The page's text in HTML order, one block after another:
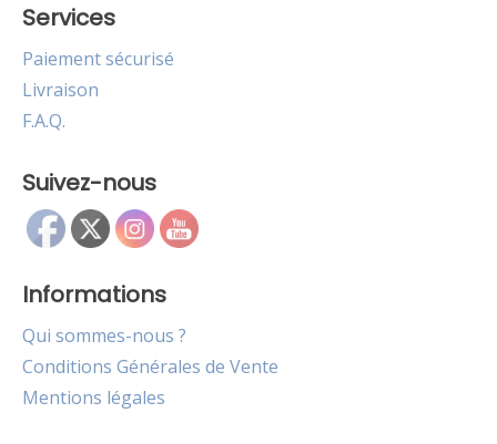
Services
Paiement sécurisé
Livraison
F.A.Q.
Suivez-nous
Informations
Qui sommes-nous ?
Conditions Générales de Vente
Mentions légales